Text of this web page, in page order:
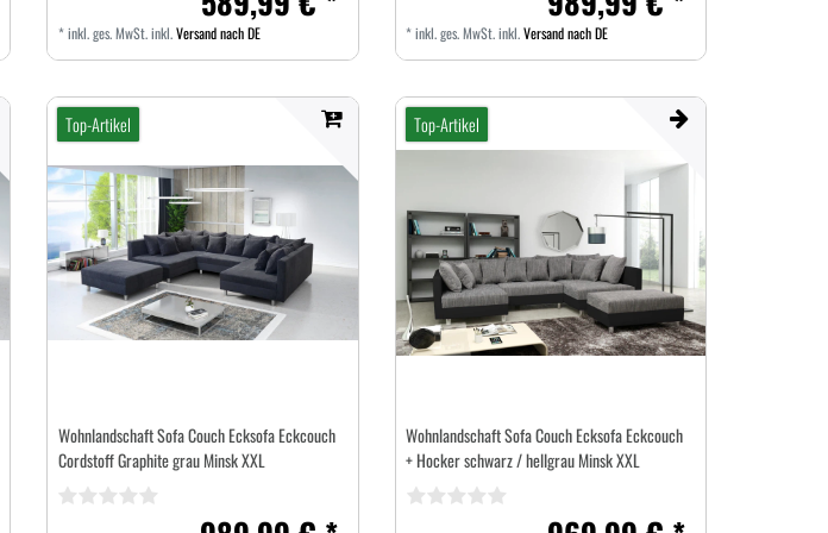
*inkl. ges. MwSt.inkl.Versand nach DE *inkl. ges. MwSt.inkl.Versand nach DE
Top-Artikel
Wohnlandschaft Sofa Couch Ecksofa Eckcouch
Cordstoff Graphite grau Minsk XXL
Top-Artikel
Wohnlandschaft Sofa Couch Ecksofa Eckcouch
+ Hocker schwarz / hellgrau Minsk XXL